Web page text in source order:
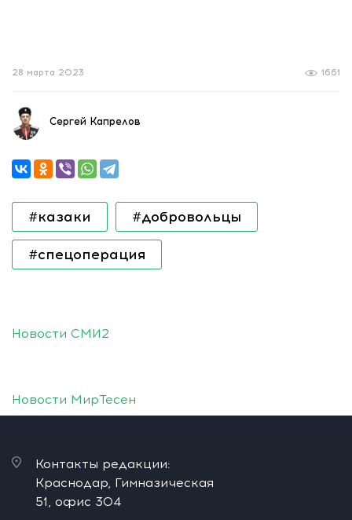
1661
28 марта 2023
Сергей Капрелов
#казаки #добровольцы
#спецоперация
Новости СМИ2
Новости МирТесен
Контакты редакции:
Краснодар, Гимназическая
51, офис 304